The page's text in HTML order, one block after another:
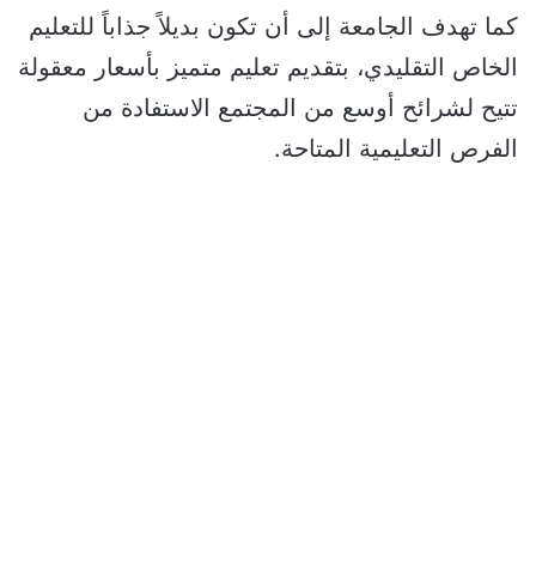
كما تهدف الجامعة إلى أن تكون بديلاً جذاباً للتعليم
الخاص التقليدي، بتقديم تعليم متميز بأسعار معقولة
تتيح لشرائح أوسع من المجتمع الاستفادة من
الفرص التعليمية المتاحة.